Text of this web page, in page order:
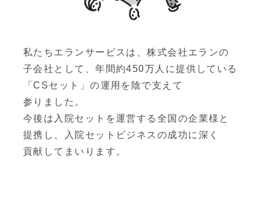
私たち エランサービスは、株式会社エランの
子会社として、年間約450万人に提供している
「CSセット」の運用を 陰で支えて
参りました。
今後は 入院セットを運営する 全国の企業様と
提携し、
入院セット ビジネスの成功に 深く
貢献して まいります。